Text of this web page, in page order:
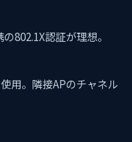
802.1X認証が理想。
用。隣接APのチャネル